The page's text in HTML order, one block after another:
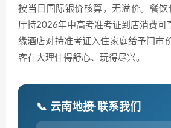
按当日国际银价核算，无溢价。餐
厅持2026年中高考准考证到店消费可
缘酒店对持准考证入住家庭给予门市
客在大理住得舒心、玩得尽兴。
📞 云南地接·联系我们